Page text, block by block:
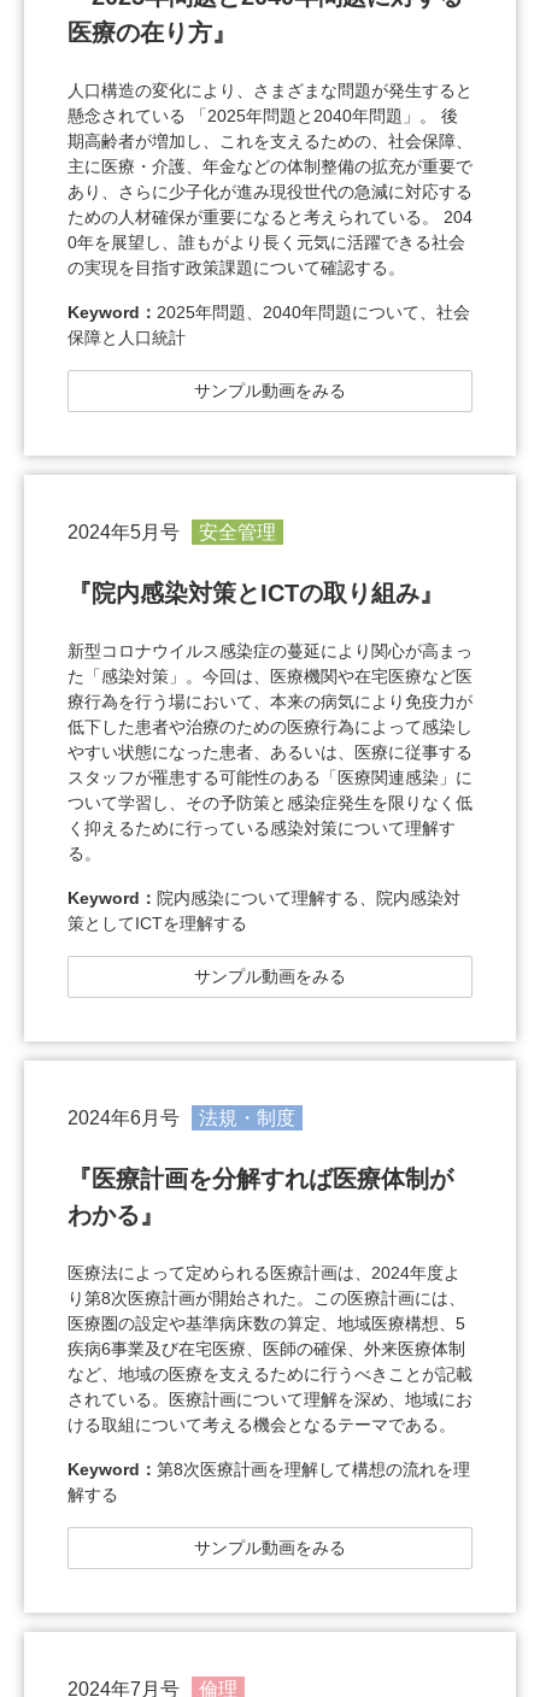
医療の在り方』
人口構造の変化により、さまざまな問題が発生すると
懸念されている 「2025年問題と2040年問題」。 後
期高齢者が増加し、これを支えるための、社会保障、
主に医療・介護、年金などの体制整備の拡充が重要で
あり、さらに少子化が進み現役世代の急減に対応する
ための人材確保が重要になると考えられている。 204
0年を展望し、誰もがより長く元気に活躍できる社会
の実現を目指す政策課題について確認する。
Keyword： 2025年問題、2040年問題について、社会
保障と人口統計
サンプル動画をみる
2024年5月号 安全管理
『院内感染対策とICTの取り組み』
新型コロナウイルス感染症の蔓延により関心が高まっ
た「感染対策」。今回は、医療機関や在宅医療など医
療行為を行う場において、本来の病気により免疫力が
低下した患者や治療のための医療行為によって感染し
やすい状態になった患者、あるいは、医療に従事する
スタッフが罹患する可能性のある「医療関連感染」に
ついて学習し、その予防策と感染症発生を限りなく低
く抑えるために行っている感染対策について理解す
る。
Keyword： 院内感染について理解する、院内感染対
策としてICTを理解する
サンプル動画をみる
2024年6月号 法規・制度
『医療計画を分解すれば医療体制が
わかる』
医療法によって定められる医療計画は、2024年度よ
り第8次医療計画が開始された。この医療計画には、
医療圏の設定や基準病床数の算定、地域医療構想、5
疾病6事業及び在宅医療、医師の確保、外来医療体制
など、地域の医療を支えるために行うべきことが記載
されている。医療計画について理解を深め、地域にお
ける取組について考える機会となるテーマである。
Keyword： 第8次医療計画を理解して構想の流れを理
解する
サンプル動画をみる
2024年7月号 倫理